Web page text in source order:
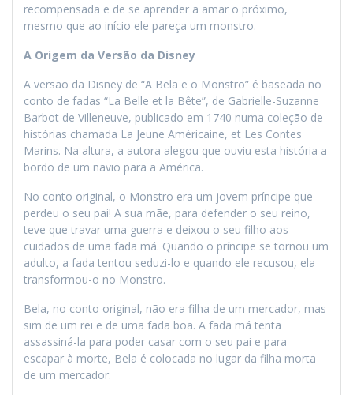
recompensada e de se aprender a amar o próximo,
mesmo que ao início ele pareça um monstro.
A Origem da Versão da Disney
A versão da Disney de “A Bela e o Monstro” é baseada no
conto de fadas “La Belle et la Bête”, de Gabrielle-Suzanne
Barbot de Villeneuve, publicado em 1740 numa coleção de
histórias chamada La Jeune Américaine, et Les Contes
Marins. Na altura, a autora alegou que ouviu esta história a
bordo de um navio para a América.
No conto original, o Monstro era um jovem príncipe que
perdeu o seu pai! A sua mãe, para defender o seu reino,
teve que travar uma guerra e deixou o seu filho aos
cuidados de uma fada má. Quando o príncipe se tornou um
adulto, a fada tentou seduzi-lo e quando ele recusou, ela
transformou-o no Monstro.
Bela, no conto original, não era filha de um mercador, mas
sim de um rei e de uma fada boa. A fada má tenta
assassiná-la para poder casar com o seu pai e para
escapar à morte, Bela é colocada no lugar da filha morta
de um mercador.